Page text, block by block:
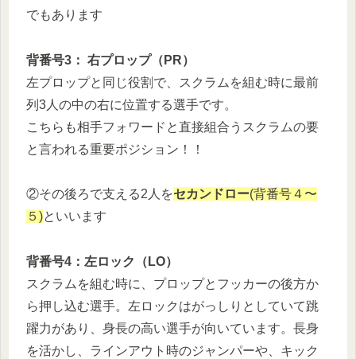
でもあります
背番号3： 右プロップ（PR）
左プロップと同じ役割で、スクラムを組む時に最前
列3人の中の右に位置する選手です。
こちらも相手フォワードと直接組合うスクラムの要
と言われる重要ポジション！！
②その後ろで支える2人をセカンドロー(背番号４〜
５)といいます
背番号4：左ロック（LO）
スクラムを組む時に、プロップとフッカーの後方か
ら押し込む選手。左ロックはがっしりとしていて跳
躍力があり、身長の高い選手が向いています。長身
を活かし、ラインアウト時のジャンパーや、キック